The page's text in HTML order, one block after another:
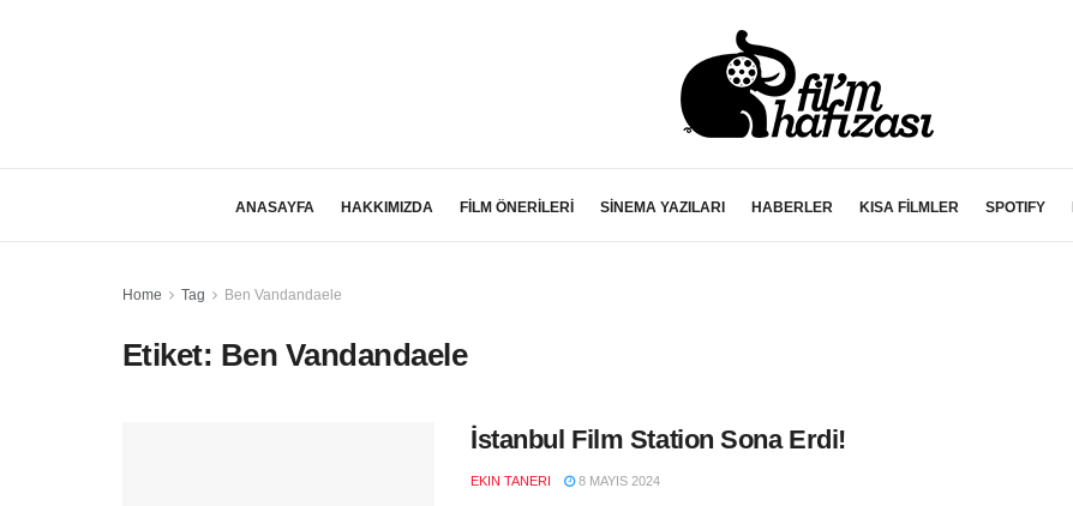
ANASAYFA HAKKIMIZDA FİLM ÖNERİLERİ SİNEMA YAZILARI HABERLER KISA FİLMLER SPOTIFY
Home Tag Ben Vandandaele
Etiket: Ben Vandandaele
İstanbul Film Station Sona Erdi!
EKIN TANERI 8 MAYIS 2024